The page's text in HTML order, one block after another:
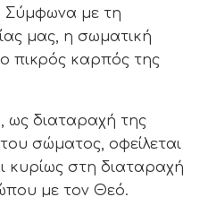
Σύμφωνα με τη
μας, η σωματική
πικρός καρπός της
ως διαταραχή της
σώματος, οφείλεται
κυρίως στη διαταραχή
με τον Θεό.